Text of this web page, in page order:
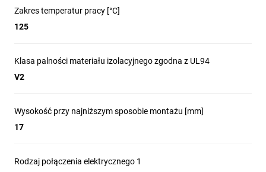
Zakres temperatur pracy [°C]
125
Klasa palności materiału izolacyjnego zgodna z UL94
V2
Wysokość przy najniższym sposobie montażu [mm]
17
Rodzaj połączenia elektrycznego 1